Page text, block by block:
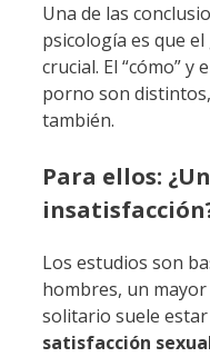
Una de las
psicología es que
crucial. El “cómo” y
porno son
también.
Para ellos:
Los estudios son
hombres, un
solitario suele
satisfacción